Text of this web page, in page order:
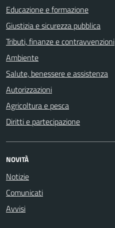
Educazione e formazione
Giustizia e sicurezza pubblica
Tributi, finanze e contravvenzioni
Ambiente
Salute, benessere e assistenza
Autorizzazioni
Agricoltura e pesca
Diritti e partecipazione
NOVITÀ
Notizie
Comunicati
Avvisi